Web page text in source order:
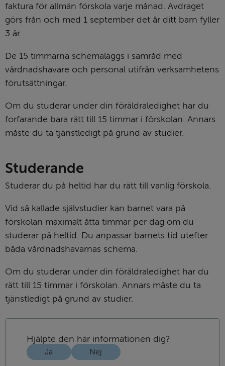
faktura för allmän förskola varje månad. Avdraget
görs från och med 1 september det år ditt barn fyller
3 år.
De 15 timmarna schemaläggs i samråd med
vårdnadshavare och personal utifrån verksamhetens
förutsättningar.
Om du studerar under din föräldraledighet har du
forfarande bara rätt till 15 timmar i förskolan. Annars
måste du ta tjänstledigt på grund av studier.
Studerande
Studerar du på heltid har du rätt till vanlig förskola.
Vid så kallade självstudier kan barnet vara på
förskolan maximalt åtta timmar per dag om du
studerar på heltid. Du anpassar barnets tid utefter
båda vårdnadshavarnas schema.
Om du studerar under din föräldraledighet har du
rätt till 15 timmar i förskolan. Annars måste du ta
tjänstledigt på grund av studier.
Hjälpte den här informationen dig?
Ja Nej